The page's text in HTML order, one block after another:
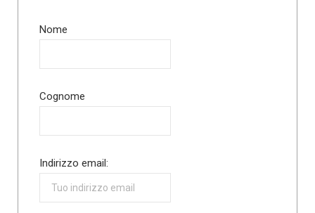
Nome
Cognome
Indirizzo email: